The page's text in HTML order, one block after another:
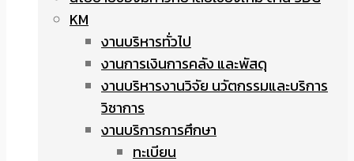
KM
งานบริหารทั่วไป
งานการเงินการคลัง และพัสดุ
งานบริหารงานวิจัย นวัตกรรมและบริการ
วิชาการ
งานบริการการศึกษา
ทะเบียน